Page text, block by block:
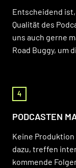
Entscheidend
Qualität des
uns auch gerne
Road Buggy, um
4
PODCASTEN
Keine
dazu, treffen
kommende